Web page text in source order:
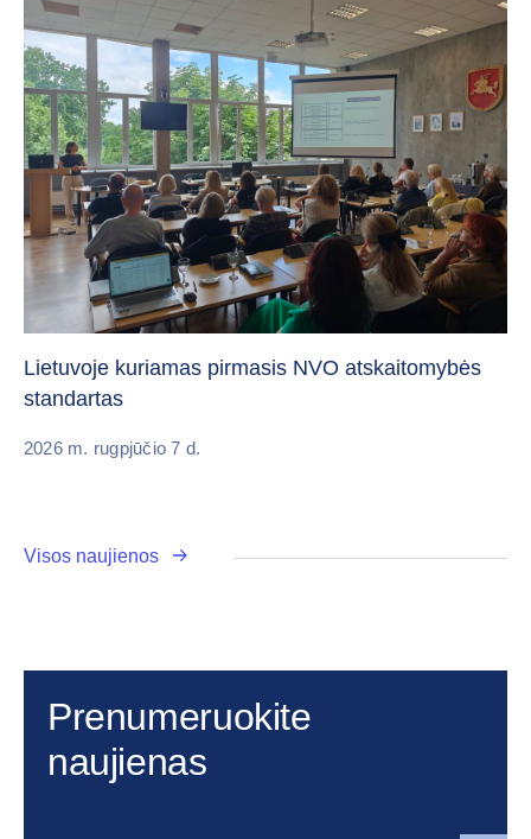
Lietuvoje kuriamas pirmasis NVO atskaitomybės
standartas
2026 m. rugpjūčio 7 d.
Visos naujienos
Prenumeruokite
naujienas